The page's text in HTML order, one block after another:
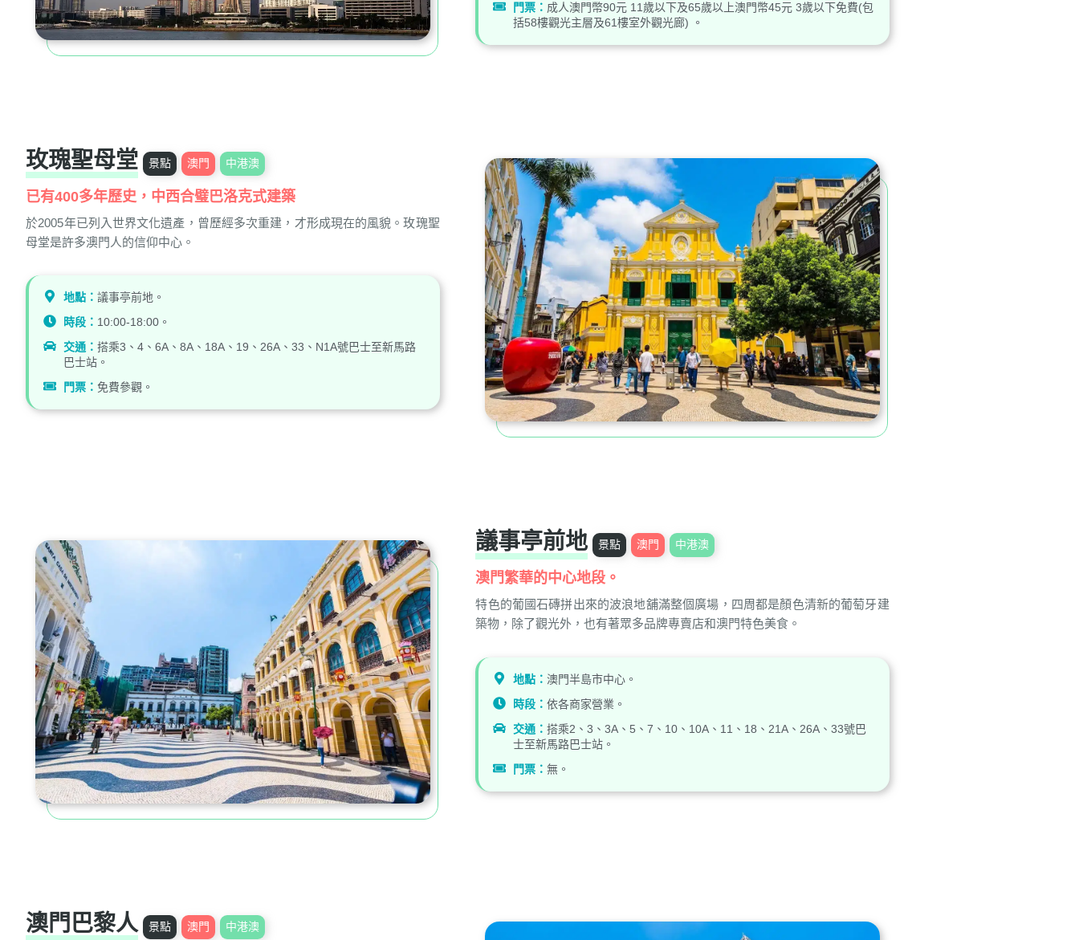
門票： 成人澳門幣90元 11歲以下及65歲以上澳門幣45元 3歲以下免費(包
括58樓觀光主層及61樓室外觀光廊) 。
玫瑰聖母堂 景點 澳門 中港澳
已有400多年歷史，中西合璧巴洛克式建築
於2005年已列入世界文化遺產，曾歷經多次重建，才形成現在的風貌。玫瑰聖
母堂是許多澳門人的信仰中心。
地點：議事亭前地。
時段： 10:00-18:00。
交通：搭乘3、4、6A、8A、18A、19、26A、33、N1A號巴士至新馬路
巴士站。
門票：免費參觀。
議事亭前地 景點 澳門 中港澳
澳門繁華的中心地段。
特色的葡國石磚拼出來的波浪地舖滿整個廣場，四周都是顏色清新的葡萄牙建
築物，除了觀光外，也有著眾多品牌專賣店和澳門特色美食。
地點： 澳門半島市中心。
時段：依各商家營業。
交通：搭乘2、3、3A、5、7、10、10A、11、18、21A、26A、33號巴
士至新馬路巴士站。
門票：無。
澳門巴黎人 景點 澳門 中港澳